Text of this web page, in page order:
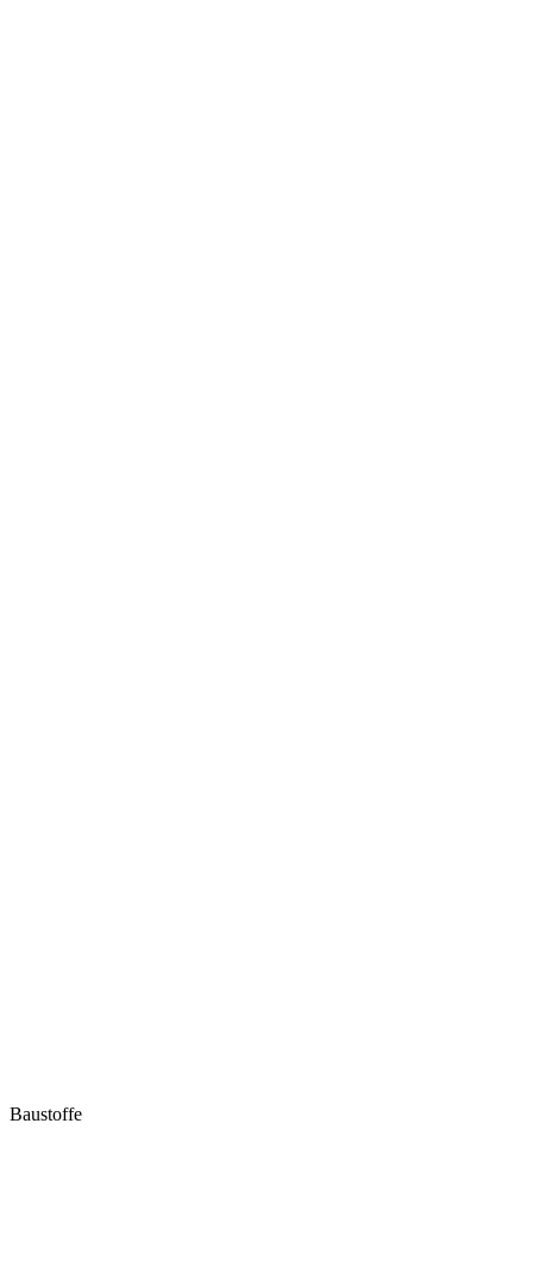
Baustoffe